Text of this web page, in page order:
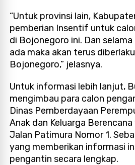
“Untuk provinsi lain,
pemberian Insentif untuk
di Bojonegoro ini. Dan
ada maka akan terus
Bojonegoro,” jelasnya.
Untuk informasi lebih lanjut,
mengimbau para calon
Dinas Pemberdayaan
Anak dan Keluarga
Jalan Patimura Nomor 1.
yang memberikan informasi
pengantin secara lengkap.